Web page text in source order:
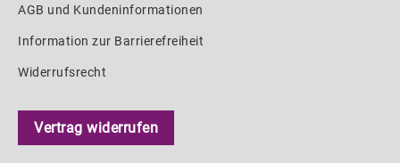
AGB und Kundeninformationen
Information zur Barrierefreiheit
Widerrufsrecht
Vertrag widerrufen